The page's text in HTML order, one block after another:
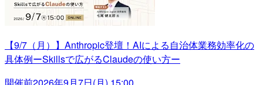
【9/7（月）】Anthropic登壇！AIによる自治体業務効率化の
具体例ーSkillsで広がるClaudeの使い方ー